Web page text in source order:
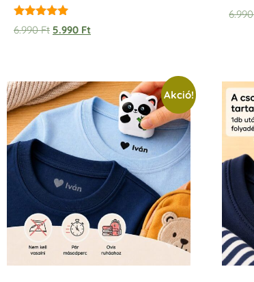
Értékelés:
5.00
6.990Ft 5.990 Ft
Akció!